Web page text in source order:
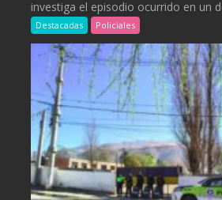
investiga el episodio ocurrido en un
Destacadas Policiales